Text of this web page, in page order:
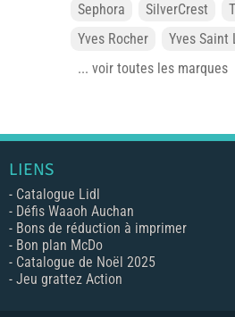
Sephora
SilverCrest
Yves Rocher
Yves Saint
... voir toutes les marques
LIENS
- Catalogue Lidl
- Défis Waaoh Auchan
- Bons de réduction à imprimer
- Bon plan McDo
- Catalogue de Noël 2025
- Jeu grattez Action